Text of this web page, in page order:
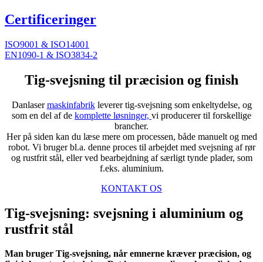
Certificeringer
ISO9001 & ISO14001
EN1090-1 & ISO3834-2
Tig-svejsning til præcision og finish
Danlasermaskinfabrikleverer tig-svejsning som enkeltydelse, og
som en del af de komplette løsninger, vi producerer til forskellige
brancher.
Her på siden kan du læse mere om processen, både manuelt og med
robot. Vi bruger bl.a. denne proces til arbejdet med svejsning af rør
og rustfrit stål, eller ved bearbejdning af særligt tynde plader, som
f.eks. aluminium.
KONTAKT OS
Tig-svejsning: svejsning i aluminium og
rustfrit stål
Man bruger Tig-svejsning, når emnerne kræver præcision, og